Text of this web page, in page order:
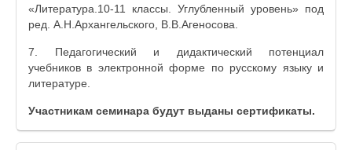
«Литература.10-11 классы. Углубленный уровень» под
ред. А.Н.Архангельского, В.В.Агеносова.
7. Педагогический и дидактический потенциал
учебников в электронной форме по русскому языку и
литературе.
Участникам семинара будут выданы сертификаты.